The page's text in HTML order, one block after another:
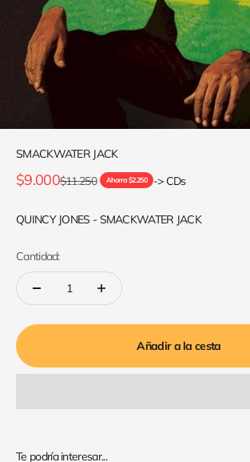
SMACKWATER JACK
Precio de oferta
$9.000Precio normal
$11.250 Ahorra $2.250 -> CDs
QUINCY JONES - SMACKWATER JACK
Cantidad:
Añadir a la cesta